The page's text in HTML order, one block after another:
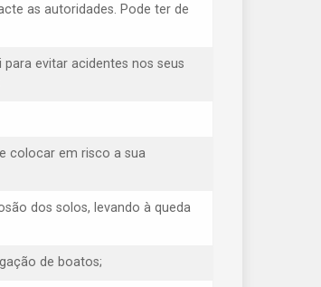
as autoridades. Pode ter de
para evitar acidentes nos seus
colocar em risco a sua
dos solos, levando à queda
de boatos;